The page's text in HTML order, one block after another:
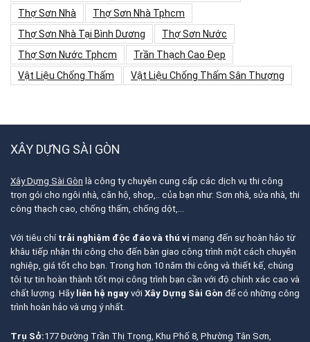
Thợ Sơn Nhà
Thợ Sơn Nhà Tphcm
Thợ Sơn Nhà Tại Bình Dương
Thợ Sơn Nước
Thợ Sơn Nước Tphcm
Trần Thạch Cao Đẹp
Vật Liệu Chống Thấm
Vật Liệu Chống Thấm Sân Thượng
XÂY DỰNG SÀI GÒN
Xây Dựng Sài Gòn là công ty chuyên cung cấp các dịch vụ thi công
trọn gói cho ngôi nhà, căn hộ, shop,.. của bạn như: Sơn nhà, sửa nhà, thi
công thạch cao, chống thấm, chống dột,…
Với tiêu chí trải nghiệm độc đáo và thú vị mang đến sự hoàn hảo từ
khâu tiếp nhận thi công cho đến bàn giao công trình một cách chuyên
nghiệp, giá tốt cho bạn. Trong hơn 10 năm thi công và thiết kế, chúng
tôi tự tin hoàn thành tốt mọi công trình bạn cần với độ chính xác cao và
chất lượng. Hãy liên hệ ngay với Xây Dựng Sài Gòn để có những công
trình hoàn hảo và ưng ý nhất.
Trụ Sở:177 Đường Trần Thị Trọng, Khu Phố 8, Phường Tân Sơn,